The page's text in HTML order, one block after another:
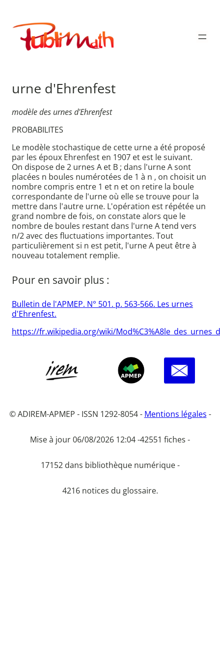
contenu
Publimath
urne d'Ehrenfest
modèle des urnes d'Ehrenfest
PROBABILITES
Le modèle stochastique de cette urne a été proposé
par les époux Ehrenfest en 1907 et est le suivant.
On dispose de 2 urnes A et B ; dans l'urne A sont
placées n boules numérotées de 1 à n , on choisit un
nombre compris entre 1 et n et on retire la boule
correspondante de l'urne où elle se trouve pour la
mettre dans l'autre urne. L'opération est répétée un
grand nombre de fois, on constate alors que le
nombre de boules restant dans l'urne A tend vers
n/2 avec des fluctuations importantes. Tout
particulièrement si n est petit, l'urne A peut être à
nouveau totalement remplie.
Pour en savoir plus :
Bulletin de l'APMEP. N° 501. p. 563-566. Les urnes
d'Ehrenfest.
https://fr.wikipedia.org/wiki/
© ADIREM-APMEP - ISSN 1292-8054 - Mentions légales -
Mise à jour 06/08/2026 12:04 -42551 fiches -
17152 dans bibliothèque numérique -
4216 notices du glossaire.